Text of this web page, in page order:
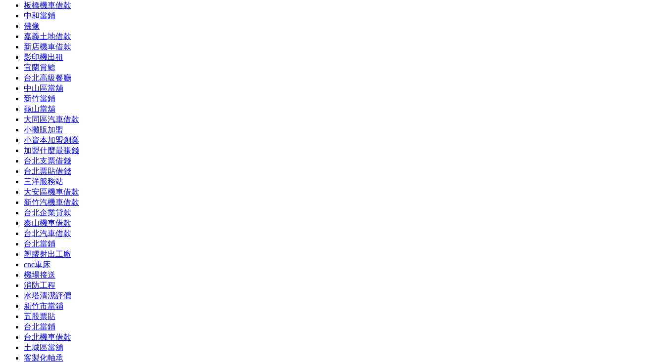
板橋機車借款
中和當鋪
佛像
嘉義土地借款
新店機車借款
影印機出租
宜蘭賞鯨
台北高級餐廳
中山區當舖
新竹當鋪
龜山當舖
大同區汽車借款
小攤販加盟
小資本加盟創業
加盟什麼最賺錢
台北支票借錢
台北票貼借錢
三洋服務站
大安區機車借款
新竹汽機車借款
台北企業貸款
泰山機車借款
台北汽車借款
台北當鋪
塑膠射出工廠
cnc車床
機場接送
消防工程
水塔清潔評價
新竹市當鋪
五股票貼
台北當鋪
台北機車借款
土城區當舖
客製化軸承